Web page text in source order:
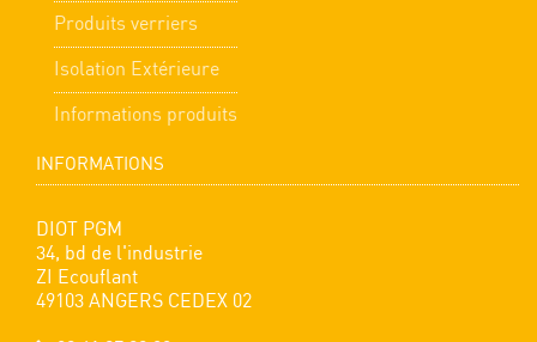
Produits verriers
Isolation Extérieure
Informations produits
INFORMATIONS
DIOT PGM
34, bd de l'industrie
ZI Ecouflant
49103 ANGERS CEDEX 02